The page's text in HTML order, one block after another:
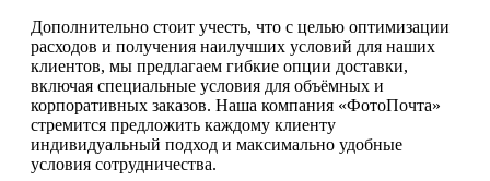
Дополнительно стоит учесть, что с целью оптимизации
расходов и получения наилучших условий для наших
клиентов, мы предлагаем гибкие опции доставки,
включая специальные условия для объёмных и
корпоративных заказов. Наша компания «ФотоПочта»
стремится предложить каждому клиенту
индивидуальный подход и максимально удобные
условия сотрудничества.